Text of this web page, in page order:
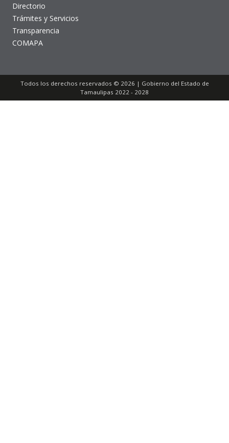
Directorio
Trámites y Servicios
Transparencia
COMAPA
Todos los derechos reservados © 2026 | Gobierno del Estado de
Tamaulipas 2022 - 2028